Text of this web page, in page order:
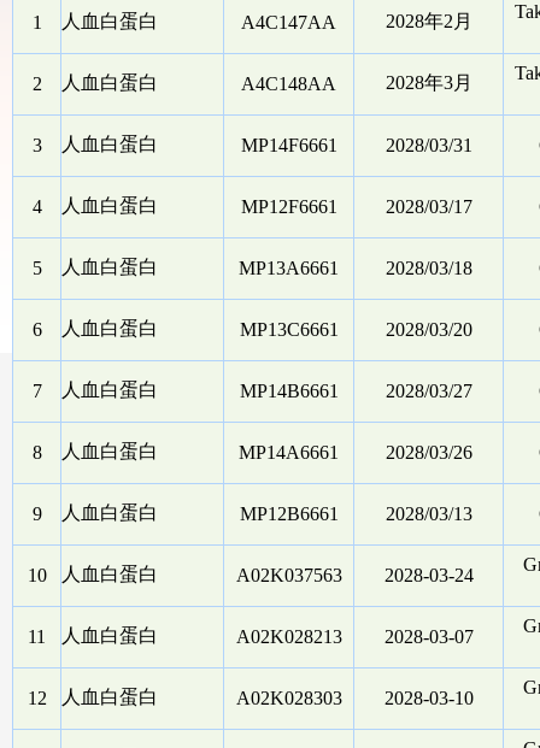
1 人血白蛋白 A4C147AA 2028年2月
2 人血白蛋白 A4C148AA 2028年3月
3 人血白蛋白 MP14F6661 2028/03/31
4 人血白蛋白 MP12F6661 2028/03/17
5 人血白蛋白 MP13A6661 2028/03/18
6 人血白蛋白 MP13C6661 2028/03/20
7 人血白蛋白 MP14B6661 2028/03/27
8 人血白蛋白 MP14A6661 2028/03/26
9 人血白蛋白 MP12B6661 2028/03/13
10 人血白蛋白 A02K037563 2028-03-24
11 人血白蛋白 A02K028213 2028-03-07
12 人血白蛋白 A02K028303 2028-03-10